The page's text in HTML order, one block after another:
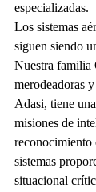
especializadas.
Los sistemas
siguen siendo
Nuestra familia
merodeadoras
Adasi, tiene
misiones de
reconocimiento
sistemas
situacional